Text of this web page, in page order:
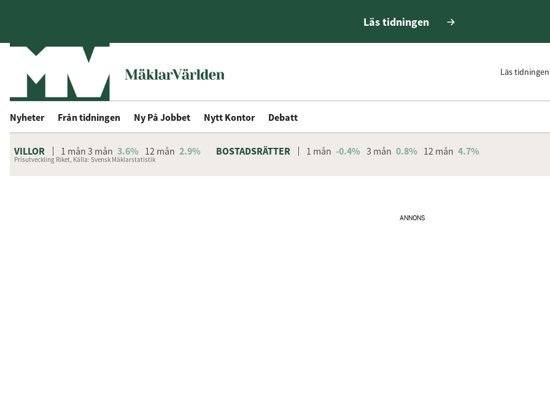
Läs tidningen
Läs tidningen
Nyheter Från tidningen Ny På Jobbet Nytt Kontor Debatt
VILLOR 1 mån 3 mån 3.6% 12 mån 2.9% BOSTADSRÄTTER 1 mån -0.4% 3 mån 0.8% 12 mån 4.7%
Prisutveckling Riket, Källa: Svensk Mäklarstatistik
ANNONS